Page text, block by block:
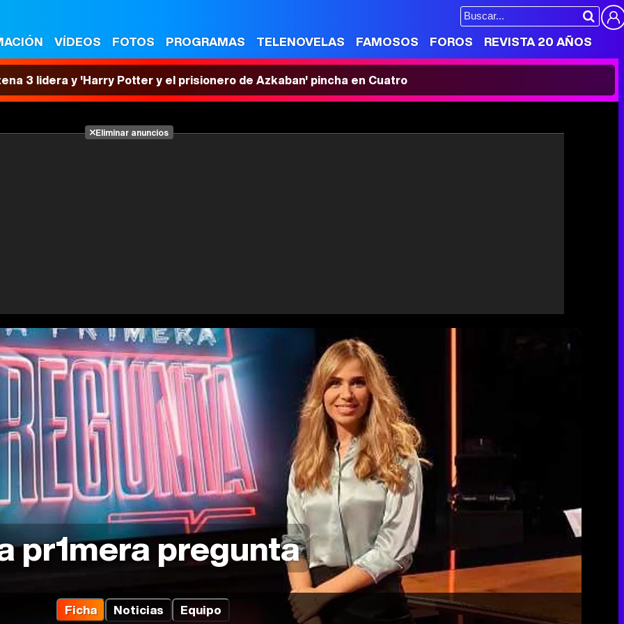
VÍDEOS FOTOS PROGRAMAS TELENOVELAS FAMOSOS FOROS REVISTA 20 AÑOS
3 lidera y 'Harry Potter y el prisionero de Azkaban' pincha en Cuatro
Eliminar anuncios
pr1mera pregunta
Ficha Noticias Equipo